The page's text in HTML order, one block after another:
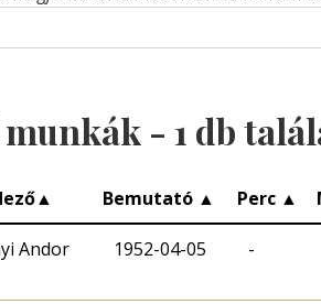
munkák - 1 db
▲ Bemutató ▲ Perc ▲
Andor 1952-04-05 -